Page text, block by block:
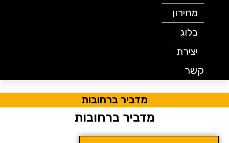
מחירון
בלוג
יצירת
קשר
מדביר ברחובות
מדביר ברחובות